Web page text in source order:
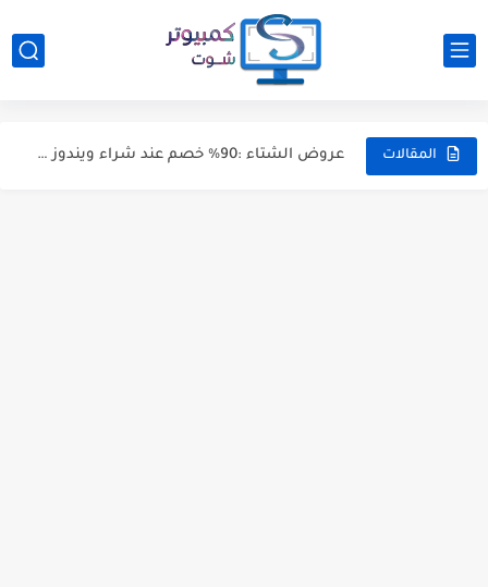
المقالات
7 طرق لـ تحسين سرعة الانترنت من الريجستري Registery ...
عروض الشتاء :90% خصم عند شراء ويندوز 10 وأوفيس 2021...